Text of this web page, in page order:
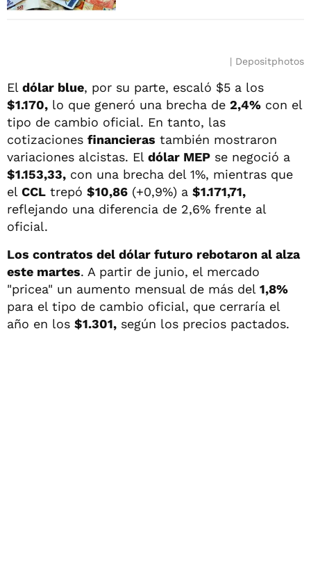
Depositphotos
El dólar blue, por su parte, escaló $5 a los
$1.170, lo que generó una brecha de 2,4% con el
tipo de cambio oficial. En tanto, las
cotizaciones financieras también mostraron
variaciones alcistas. El dólar MEP se negoció a
$1.153,33, con una brecha del 1%, mientras que
el CCL trepó $10,86 (+0,9%) a $1.171,71,
reflejando una diferencia de 2,6% frente al
oficial.
Los contratos del dólar futuro rebotaron al alza
este martes. A partir de junio, el mercado
"pricea" un aumento mensual de más del 1,8%
para el tipo de cambio oficial, que cerraría el
año en los $1.301, según los precios pactados.